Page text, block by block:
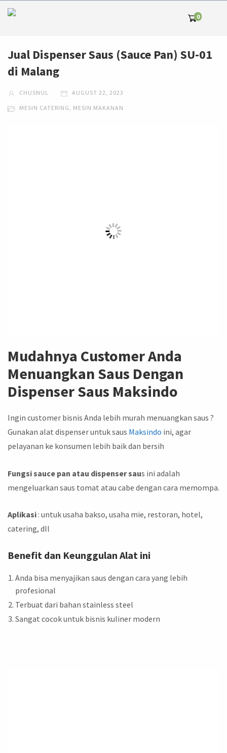
0
Jual Dispenser Saus (Sauce Pan) SU-01
di Malang
CHUSNUL AUGUST 22, 2023
MESIN CATERING, MESIN MAKANAN
Mudahnya Customer Anda
Menuangkan Saus Dengan
Dispenser Saus Maksindo
Ingin customer bisnis Anda lebih murah menuangkan saus ?
Gunakan alat dispenser untuk saus Maksindo ini, agar
pelayanan ke konsumen lebih baik dan bersih
Fungsi sauce pan atau dispenser saus ini adalah
mengeluarkan saus tomat atau cabe dengan cara memompa.
Aplikasi : untuk usaha bakso, usaha mie, restoran, hotel,
catering, dll
Benefit dan Keunggulan Alat ini
Anda bisa menyajikan saus dengan cara yang lebih
profesional
Terbuat dari bahan stainless steel
Sangat cocok untuk bisnis kuliner modern